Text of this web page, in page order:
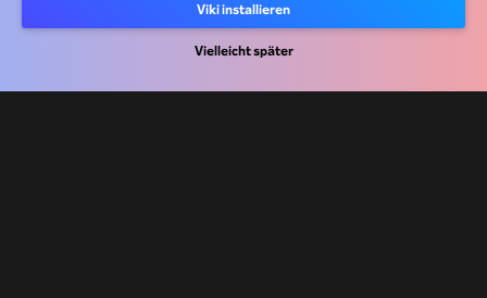
Viki installieren
Vielleicht später
Pressezentrum
Nutzungsbedingungen